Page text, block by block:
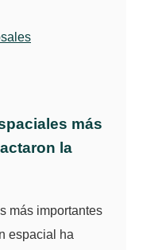
más
la
más importantes
espacial ha